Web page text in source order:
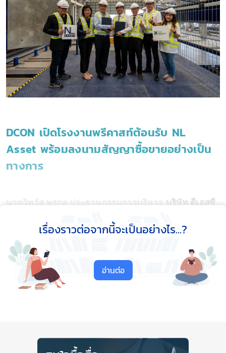
DCON เปิดโรงงานพรีคาสท์ต้อนรับ NL
Asset พร้อมลงนามสัญญาซื้อขายอย่างเป็น
ทางการ
นายวิทวัส พรกุล ประธานกรรมการบริหาร บริษัท ดีเอสซี
(มหาชน) หรือ DCONผู้ผลิตวัสดุก่อสร้างและพัฒนา
อสังหาริมทรัพย์ พร้อมด้วยพันธมิตรทางการค้า ให้การ
ต้อนรับคณะผู้บริหารและ ทีมวิศวกรจาก
บริษัท เอ็น แอล
แอสเซ็ท จำกัด
ผู้ประกอบการธุรกิจอสังหาริมทรัพย์ นำ
โดย นายสิทธิผล ชัยกิจอุราใจ และ นางประไพวรรณ ลิม
ผลิต และติดตั้งผนังแบบ Bearing Wall และแบบ Partition
เรื่องราวต่อจากนี้จะเป็นอย่างไร...?
อ่านต่อ